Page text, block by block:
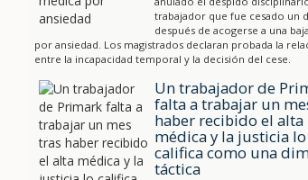
trabajador que fue cesado un
después de acogerse a una
por ansiedad. Los magistrados declaran probada la
entre la incapacidad temporal y la decisión del cese.
Un trabajador de
falta a trabajar un
haber recibido el alta
médica y la justicia lo
califica como una
táctica